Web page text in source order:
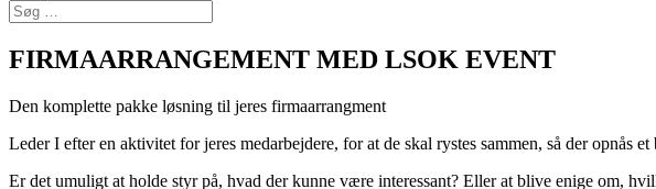
FIRMAARRANGEMENT MED LSOK EVENT
Den komplette pakke løsning til jeres firmaarrangment
Leder I efter en aktivitet for jeres medarbejdere, for at de skal rystes sammen, så der opnås
Er det umuligt at holde styr på, hvad der kunne være interessant? Eller at blive enige om,